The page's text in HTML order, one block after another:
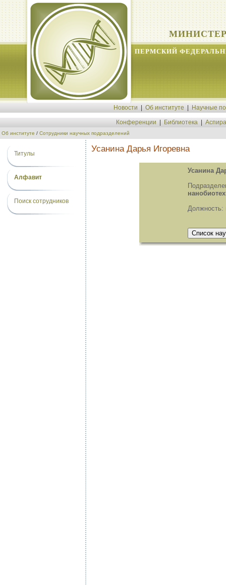
ПЕРМСКИЙ
Новости Об институте Научные
Конференции Библиотека
Об институте / Сотрудники научных подразделений
Титулы
Алфавит
Поиск сотрудников
Усанина Дарья Игоревна
Усанина
Должность: